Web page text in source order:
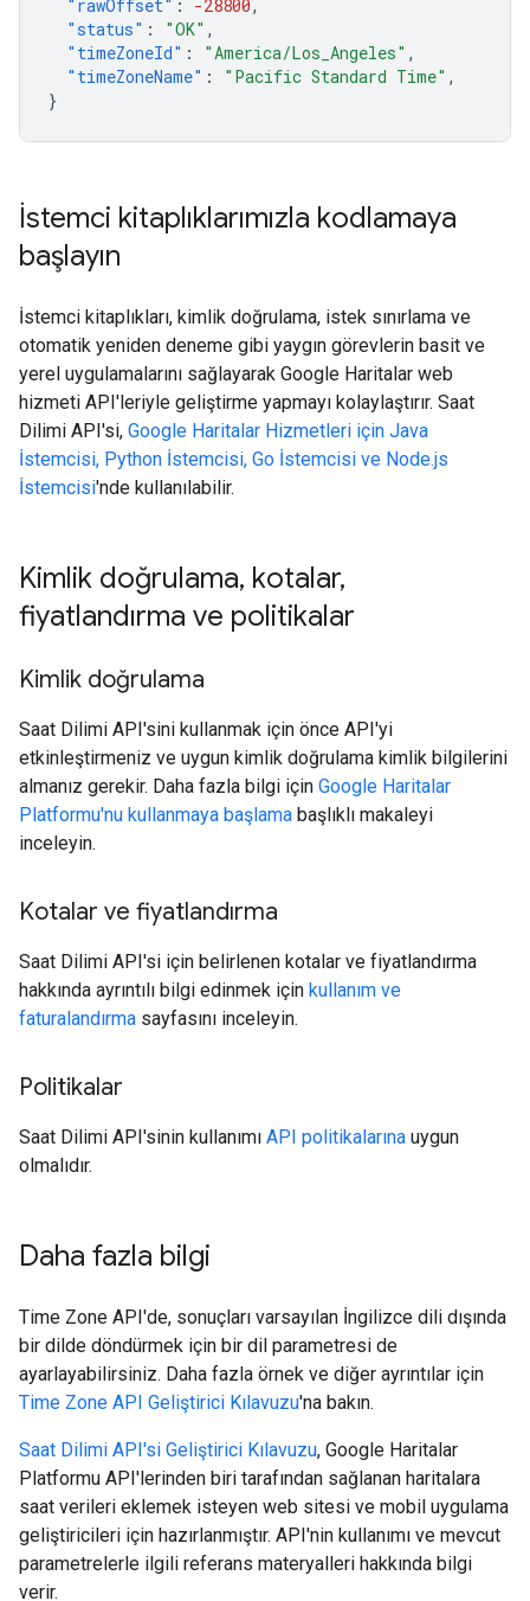
"rawOffset" : -28800,
"status" : "OK" ,
"timeZoneId" : "America/Los_Angeles" ,
"timeZoneName" : "Pacific Standard Time" ,
}
İstemci kitaplıklarımızla kodlamaya
başlayın
İstemci kitaplıkları, kimlik doğrulama, istek sınırlama ve
otomatik yeniden deneme gibi yaygın görevlerin basit ve
yerel uygulamalarını sağlayarak Google Haritalar web
hizmeti API'leriyle geliştirme yapmayı kolaylaştırır. Saat
Dilimi API'si, Google Haritalar Hizmetleri için Java
İstemcisi, Python İstemcisi, Go İstemcisi ve Node.js
İstemcisi'nde kullanılabilir.
Kimlik doğrulama, kotalar,
fiyatlandırma ve politikalar
Kimlik doğrulama
Saat Dilimi API'sini kullanmak için önce API'yi
etkinleştirmeniz ve uygun kimlik doğrulama kimlik bilgilerini
almanız gerekir. Daha fazla bilgi için Google Haritalar
Platformu'nu kullanmaya başlama başlıklı makaleyi
inceleyin.
Kotalar ve fiyatlandırma
Saat Dilimi API'si için belirlenen kotalar ve fiyatlandırma
hakkında ayrıntılı bilgi edinmek için kullanım ve
faturalandırma sayfasını inceleyin.
Politikalar
Saat Dilimi API'sinin kullanımı API politikalarına uygun
olmalıdır.
Daha fazla bilgi
Time Zone API'de, sonuçları varsayılan İngilizce dili dışında
bir dilde döndürmek için bir dil parametresi de
ayarlayabilirsiniz. Daha fazla örnek ve diğer ayrıntılar için
Time Zone API Geliştirici Kılavuzu'na bakın.
Saat Dilimi API'si Geliştirici Kılavuzu, Google Haritalar
Platformu API'lerinden biri tarafından sağlanan haritalara
saat verileri eklemek isteyen web sitesi ve mobil uygulama
geliştiricileri için hazırlanmıştır. API'nin kullanımı ve mevcut
parametrelerle ilgili referans materyalleri hakkında bilgi
verir.